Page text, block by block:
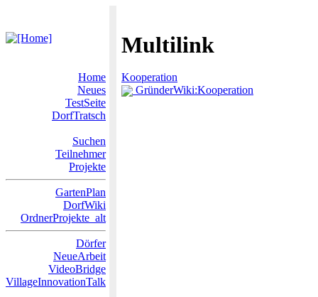
Multilink
Home
Neues
TestSeite
DorfTratsch
Suchen
Teilnehmer
Projekte
GartenPlan
DorfWiki
OrdnerProjekte_alt
Dörfer
NeueArbeit
VideoBridge
VillageInnovationTalk
Kooperation
GründerWiki:Kooperation